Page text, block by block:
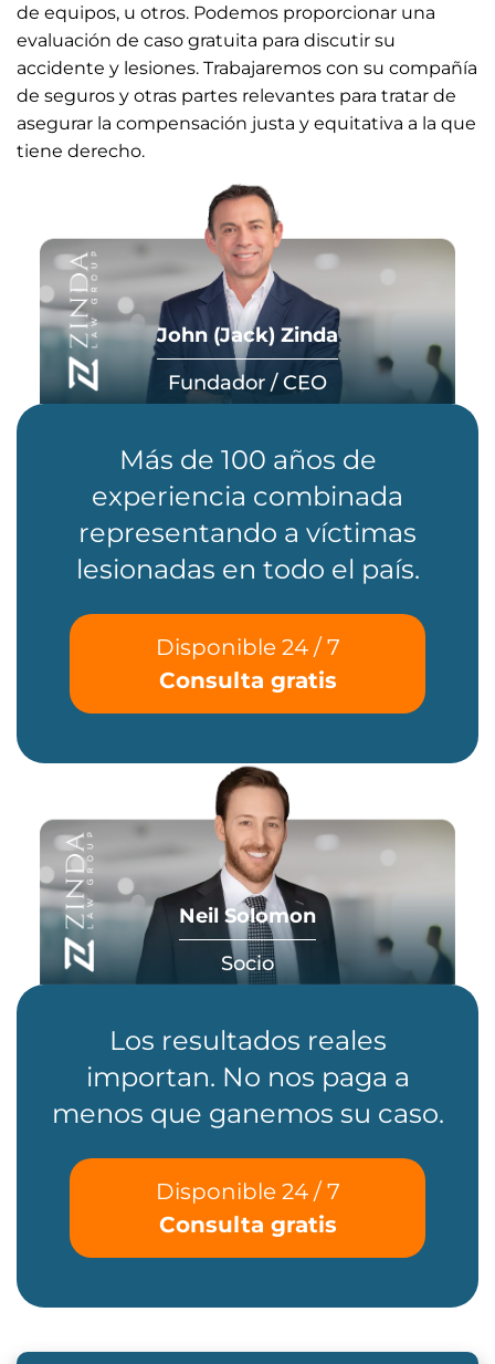
de equipos, u otros. Podemos proporcionar una
evaluación de caso gratuita para discutir su
accidente y lesiones. Trabajaremos con su compañía
de seguros y otras partes relevantes para tratar de
asegurar la compensación justa y equitativa a la que
tiene derecho.
John (Jack) Zinda
Fundador / CEO
Más de 100 años de
experiencia combinada
representando a víctimas
lesionadas en todo el país.
Disponible 24 / 7
Consulta gratis
Neil Solomon
Socio
Los resultados reales
importan. No nos paga a
menos que ganemos su caso.
Disponible 24 / 7
Consulta gratis